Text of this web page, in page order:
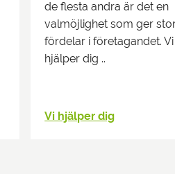
de flesta andra är det en
valmöjlighet som ger
fördelar i företagandet. Vi
hjälper dig ..
Vi hjälper dig